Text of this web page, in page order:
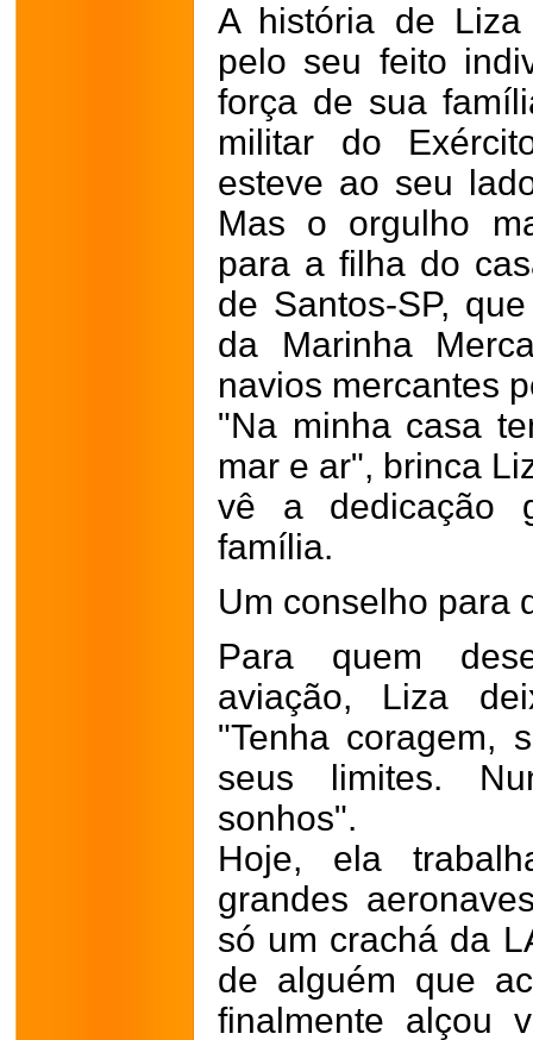
A história de
pelo seu feito
força de sua
militar do
esteve ao seu
Mas o orgulho
para a filha do
de Santos-SP,
da Marinha
navios mercantes
"Na minha casa
mar e ar", brinca
vê a dedicação
família.
Um conselho para
Para quem
aviação, Liza
"Tenha coragem,
seus limites.
sonhos".
Hoje, ela
grandes
só um crachá da
de alguém que
finalmente alçou